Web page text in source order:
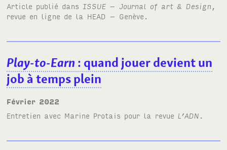
Article publié dans ISSUE – Journal of art & Design ,
revue en ligne de la HEAD – Genève.
Play-to-Earn : quand jouer devient un
job à temps plein
février 2022
Entretien avec Marine Protais pour la revue L’ADN .